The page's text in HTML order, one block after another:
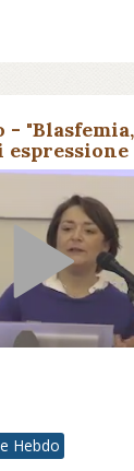
-
Hebdo